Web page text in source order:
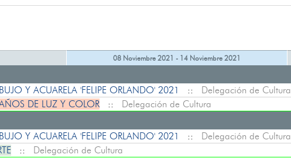
08 Noviembre 2021 - 14 Noviembre 2021
Y ACUARELA 'FELIPE ORLANDO' 2021
:: Delegación de Cultura
DE LUZ Y COLOR:: Delegación de Cultura
Y ACUARELA 'FELIPE ORLANDO' 2021
:: Delegación de Cultura
:: Delegación de Cultura